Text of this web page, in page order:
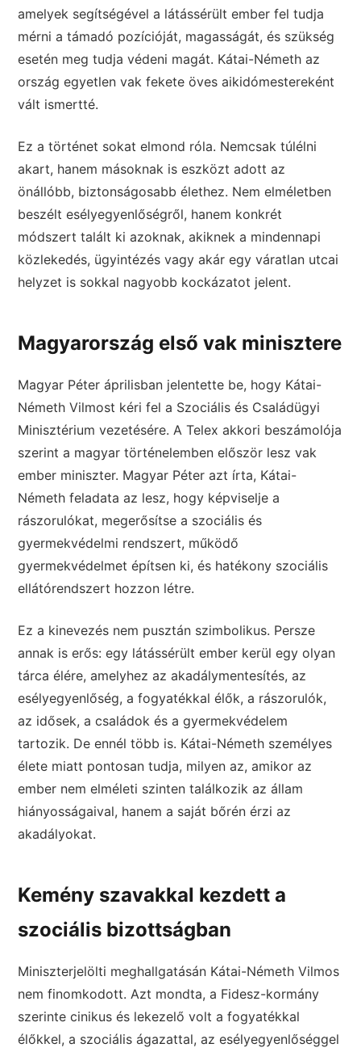
amelyek segítségével a látássérült ember fel tudja
mérni a támadó pozícióját, magasságát, és szükség
esetén meg tudja védeni magát. Kátai-Németh az
ország egyetlen vak fekete öves aikidómestereként
vált ismertté.
Ez a történet sokat elmond róla. Nemcsak túlélni
akart, hanem másoknak is eszközt adott az
önállóbb, biztonságosabb élethez. Nem elméletben
beszélt esélyegyenlőségről, hanem konkrét
módszert talált ki azoknak, akiknek a mindennapi
közlekedés, ügyintézés vagy akár egy váratlan utcai
helyzet is sokkal nagyobb kockázatot jelent.
Magyarország első vak minisztere
Magyar Péter áprilisban jelentette be, hogy Kátai-
Németh Vilmost kéri fel a Szociális és Családügyi
Minisztérium vezetésére. A Telex akkori beszámolója
szerint a magyar történelemben először lesz vak
ember miniszter. Magyar Péter azt írta, Kátai-
Németh feladata az lesz, hogy képviselje a
rászorulókat, megerősítse a szociális és
gyermekvédelmi rendszert, működő
gyermekvédelmet építsen ki, és hatékony szociális
ellátórendszert hozzon létre.
Ez a kinevezés nem pusztán szimbolikus. Persze
annak is erős: egy látássérült ember kerül egy olyan
tárca élére, amelyhez az akadálymentesítés, az
esélyegyenlőség, a fogyatékkal élők, a rászorulók,
az idősek, a családok és a gyermekvédelem
tartozik. De ennél több is. Kátai-Németh személyes
élete miatt pontosan tudja, milyen az, amikor az
ember nem elméleti szinten találkozik az állam
hiányosságaival, hanem a saját bőrén érzi az
akadályokat.
Kemény szavakkal kezdett a
szociális bizottságban
Miniszterjelölti meghallgatásán Kátai-Németh Vilmos
nem finomkodott. Azt mondta, a Fidesz-kormány
szerinte cinikus és lekezelő volt a fogyatékkal
élőkkel, a szociális ágazattal, az esélyegyenlőséggel